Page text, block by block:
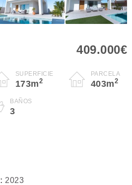
409.000€
SUPERFICIE
173m2
PARCELA
403m2
BAÑOS
3
2023